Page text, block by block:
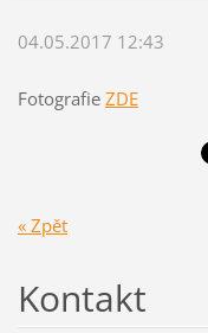
04.05.2017 12:43
Fotografie ZDE
« Zpět
Kontakt